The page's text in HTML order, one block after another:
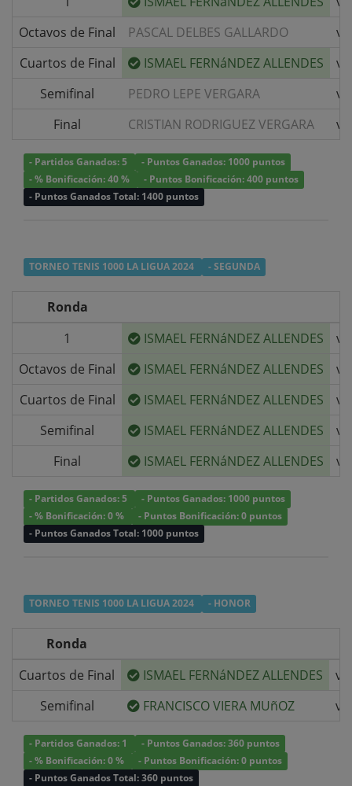
Octavos de Final
PASCAL DELBES GALLARDO
v/
Cuartos de Final
ISMAEL FERNáNDEZ ALLENDES
v/
Semifinal
PEDRO LEPE VERGARA
v/
Final
CRISTIAN RODRIGUEZ VERGARA v/
- Partidos Ganados: 5
- Puntos Ganados: 1000 puntos
- % Bonificación: 40 %
- Puntos Bonificación: 400 puntos
- Puntos Ganados Total: 1400 puntos
TORNEO TENIS 1000 LA LIGUA 2024 - SEGUNDA
Ronda
1
ISMAEL FERNáNDEZ ALLENDES
v/
Octavos de Final
ISMAEL FERNáNDEZ ALLENDES
v/
Cuartos de Final
ISMAEL FERNáNDEZ ALLENDES
v/
Semifinal
ISMAEL FERNáNDEZ ALLENDES
v/
Final
ISMAEL FERNáNDEZ ALLENDES v/
- Partidos Ganados: 5
- Puntos Ganados: 1000 puntos
- % Bonificación: 0 %
- Puntos Bonificación: 0 puntos
- Puntos Ganados Total: 1000 puntos
TORNEO TENIS 1000 LA LIGUA 2024 - HONOR
Ronda
Cuartos de Final
ISMAEL FERNáNDEZ ALLENDES
v/s
Semifinal
FRANCISCO VIERA MUñOZ v/s
- Partidos Ganados: 1
- Puntos Ganados: 360 puntos
- % Bonificación: 0 %
- Puntos Bonificación: 0 puntos
- Puntos Ganados Total: 360 puntos